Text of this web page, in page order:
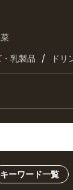
乳製品 / ドリ
キーワード一覧